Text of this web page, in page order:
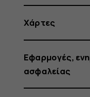
Χάρτες
Εφαρμογές,
ασφαλείας